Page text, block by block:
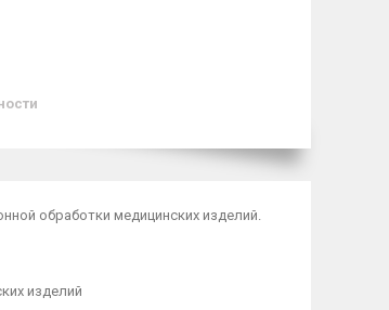
обработки медицинских изделий.
изделий